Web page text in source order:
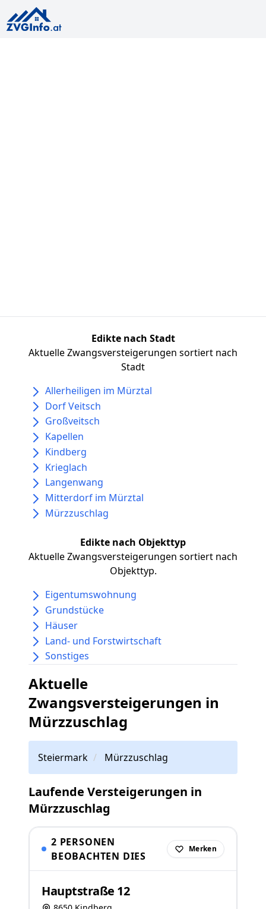
Edikte nach Stadt
Aktuelle Zwangsversteigerungen sortiert nach
Stadt
Allerheiligen im Mürztal
Dorf Veitsch
Großveitsch
Kapellen
Kindberg
Krieglach
Langenwang
Mitterdorf im Mürztal
Mürzzuschlag
Edikte nach Objekttyp
Aktuelle Zwangsversteigerungen sortiert nach
Objekttyp.
Eigentumswohnung
Grundstücke
Häuser
Land- und Forstwirtschaft
Sonstiges
Aktuelle
Zwangsversteigerungen in
Mürzzuschlag
Steiermark Mürzzuschlag
Laufende Versteigerungen in
Mürzzuschlag
2 PERSONEN
BEOBACHTEN DIES
Merken
Hauptstraße 12